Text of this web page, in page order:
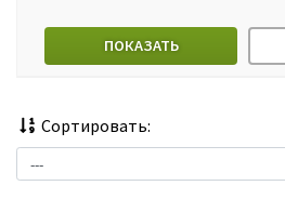
ПОКАЗАТЬ
Сортировать: